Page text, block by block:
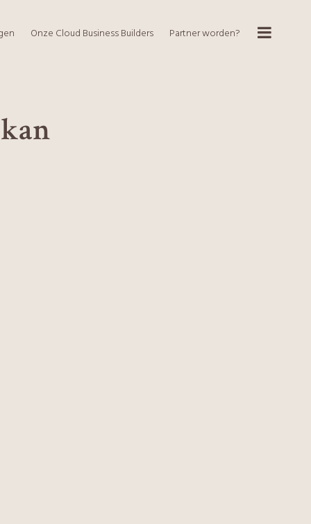
Onze Cloud Business Builders Partner worden?